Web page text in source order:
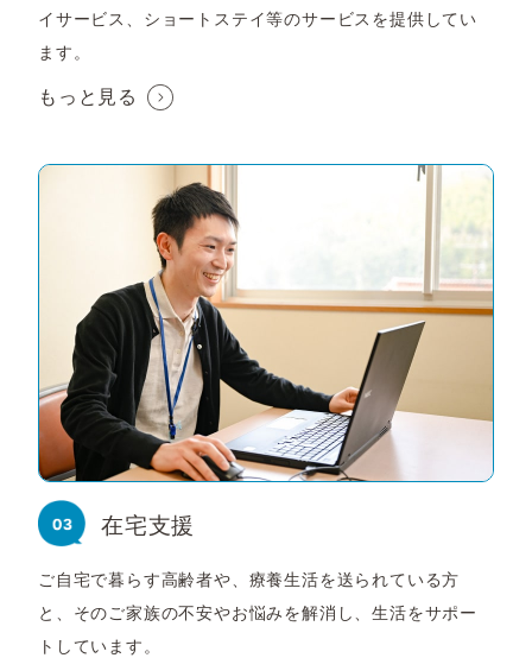
イサービス、ショートステイ等のサービスを提供してい
ます。
もっと見る
在宅支援
ご自宅で暮らす高齢者や、療養生活を送られている方
と、そのご家族の不安やお悩みを解消し、生活をサポー
トしています。